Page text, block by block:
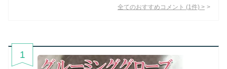
全てのおすすめコメント (1 件) >
1